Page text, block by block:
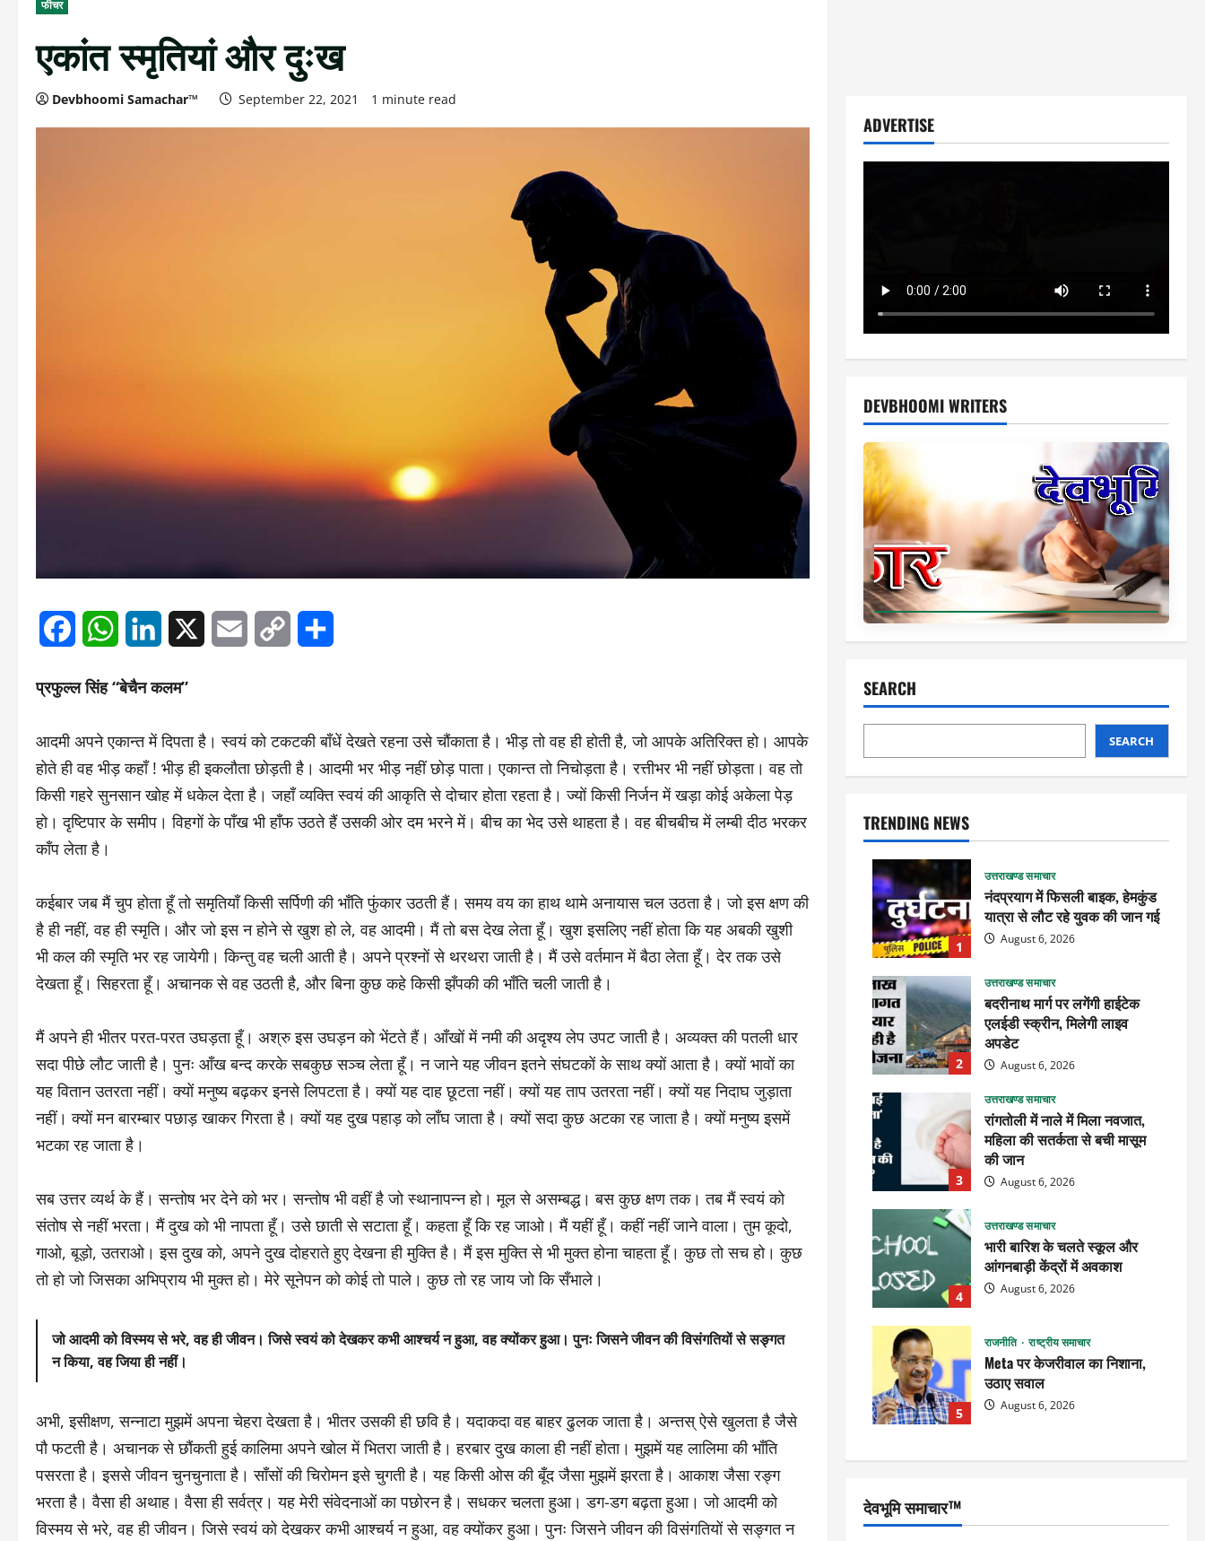
फीचर
एकांत स्मृतियां और दुःख
Devbhoomi Samachar™ September 22, 2021 1 minute read
FacebookWhatsAppLinkedIn Email
Copy
प्रफुल्ल सिंह “बेचैन कलम”
आदमी अपने एकान्त में दिपता है। स्वयं को टकटकी बाँधें देखते रहना उसे चौंकाता है। भीड़ तो वह ही होती है, जो आपके अतिरिक्त हो। आपके
होते ही वह भीड़ कहाँ ! भीड़ ही इकलौता छोड़ती है। आदमी भर भीड़ नहीं छोड़ पाता। एकान्त तो निचोड़ता है। रत्तीभर भी नहीं छोड़ता। वह तो
किसी गहरे सुनसान खोह में धकेल देता है। जहाँ व्यक्ति स्वयं की आकृति से दोचार होता रहता है। ज्यों किसी निर्जन में खड़ा कोई अकेला पेड़
हो। दृष्टिपार के समीप। विहगों के पाँख भी हाँफ उठते हैं उसकी ओर दम भरने में। बीच का भेद उसे थाहता है। वह बीचबीच में लम्बी दीठ भरकर
काँप लेता है।
कईबार जब मैं चुप होता हूँ तो समृतियाँ किसी सर्पिणी की भाँति फुंकार उठती हैं। समय वय का हाथ थामे अनायास चल उठता है। जो इस क्षण की
है ही नहीं, वह ही स्मृति। और जो इस न होने से खुश हो ले, वह आदमी। मैं तो बस देख लेता हूँ। खुश इसलिए नहीं होता कि यह अबकी खुशी
भी कल की स्मृति भर रह जायेगी। किन्तु वह चली आती है। अपने प्रश्नों से थरथरा जाती है। मैं उसे वर्तमान में बैठा लेता हूँ। देर तक उसे
देखता हूँ। सिहरता हूँ। अचानक से वह उठती है, और बिना कुछ कहे किसी झँपकी की भाँति चली जाती है।
मैं अपने ही भीतर परत-परत उघड़ता हूँ। अश्रु इस उघड़न को भेंटते हैं। आँखों में नमी की अदृश्य लेप उपट जाती है। अव्यक्त की पतली धार
सदा पीछे लौट जाती है। पुनः आँख बन्द करके सबकुछ सञ्च लेता हूँ। न जाने यह जीवन इतने संघटकों के साथ क्यों आता है। क्यों भावों का
यह वितान उतरता नहीं। क्यों मनुष्य बढ़कर इनसे लिपटता है। क्यों यह दाह छूटता नहीं। क्यों यह ताप उतरता नहीं। क्यों यह निदाघ जुड़ाता
नहीं। क्यों मन बारम्बार पछाड़ खाकर गिरता है। क्यों यह दुख पहाड़ को लाँघ जाता है। क्यों सदा कुछ अटका रह जाता है। क्यों मनुष्य इसमें
भटका रह जाता है।
सब उत्तर व्यर्थ के हैं। सन्तोष भर देने को भर। सन्तोष भी वहीं है जो स्थानापन्न हो। मूल से असम्बद्ध। बस कुछ क्षण तक। तब मैं स्वयं को
संतोष से नहीं भरता। मैं दुख को भी नापता हूँ। उसे छाती से सटाता हूँ। कहता हूँ कि रह जाओ। मैं यहीं हूँ। कहीं नहीं जाने वाला। तुम कूदो,
गाओ, बूड़ो, उतराओ। इस दुख को, अपने दुख दोहराते हुए देखना ही मुक्ति है। मैं इस मुक्ति से भी मुक्त होना चाहता हूँ। कुछ तो सच हो। कुछ
तो हो जो जिसका अभिप्राय भी मुक्त हो। मेरे सूनेपन को कोई तो पाले। कुछ तो रह जाय जो कि सँभाले।
जो आदमी को विस्मय से भरे, वह ही जीवन। जिसे स्वयं को देखकर कभी आश्चर्य न हुआ, वह क्योंकर हुआ। पुनः जिसने जीवन की विसंगतियों से सङ्गत
न किया, वह जिया ही नहीं।
अभी, इसीक्षण, सन्नाटा मुझमें अपना चेहरा देखता है। भीतर उसकी ही छवि है। यदाकदा वह बाहर ढुलक जाता है। अन्तस् ऐसे खुलता है जैसे
पौ फटती है। अचानक से छौंकती हुई कालिमा अपने खोल में भितरा जाती है। हरबार दुख काला ही नहीं होता। मुझमें यह लालिमा की भाँति
पसरता है। इससे जीवन चुनचुनाता है। साँसों की चिरोमन इसे चुगती है। यह किसी ओस की बूँद जैसा मुझमें झरता है। आकाश जैसा रङ्ग
भरता है। वैसा ही अथाह। वैसा ही सर्वत्र। यह मेरी संवेदनाओं का पछोरन है। सधकर चलता हुआ। डग-डग बढ़ता हुआ। जो आदमी को
विस्मय से भरे, वह ही जीवन। जिसे स्वयं को देखकर कभी आश्चर्य न हुआ, वह क्योंकर हुआ। पुनः जिसने जीवन की विसंगतियों से सङ्गत न
ADVERTISE
DEVBHOOMI WRITERS
SEARCH
SEARCH
TRENDING NEWS
1
उत्तराखण्ड समाचार
नंदप्रयाग में फिसली बाइक, हेमकुंड
यात्रा से लौट रहे युवक की जान गई
August 6, 2026
2
उत्तराखण्ड समाचार
बदरीनाथ मार्ग पर लगेंगी हाईटेक
एलईडी स्क्रीन, मिलेगी लाइव
अपडेट
August 6, 2026
3
उत्तराखण्ड समाचार
रांगतोली में नाले में मिला नवजात,
महिला की सतर्कता से बची मासूम
की जान
August 6, 2026
4
उत्तराखण्ड समाचार
भारी बारिश के चलते स्कूल और
आंगनबाड़ी केंद्रों में अवकाश
August 6, 2026
5
राजनीति राष्ट्रीय समाचार
Meta पर केजरीवाल का निशाना,
उठाए सवाल
August 6, 2026
देवभूमि समाचार™